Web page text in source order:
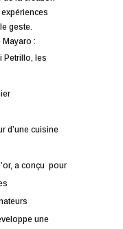
geste.
Mayaro :
Petrillo, les
d’une cuisine
a conçu pour
une